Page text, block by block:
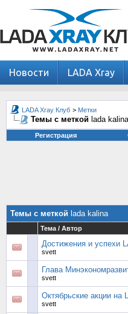
Новости LADA Xray
LADA Xray Клуб > Метки
Темы с меткой lada kalina
Регистрация
Темы с меткой lada kalina
Тема / Автор
Достижения и успехи
svett
Глава
svett
Октябрьские акции на
svett